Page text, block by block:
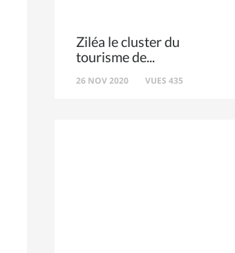
Ziléa le cluster du
tourisme de
26 NOV 2020 VUES 435